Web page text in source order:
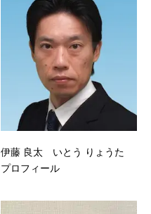
伊藤 良太 いとう りょうた
プロフィール